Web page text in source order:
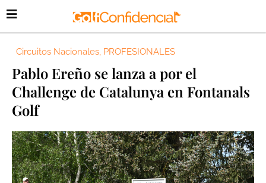
Circuitos Nacionales, PROFESIONALES
Pablo Ereño se lanza a por el
Challenge de Catalunya en Fontanals
Golf